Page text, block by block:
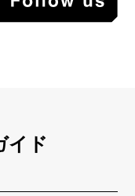
イド